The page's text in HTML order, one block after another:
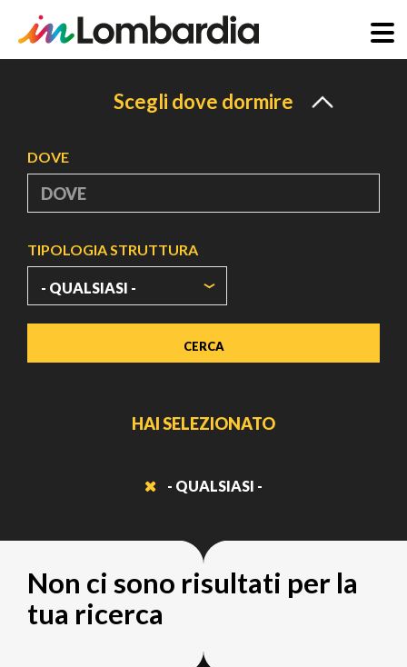
Scegli dove dormire
DOVE
TIPOLOGIA STRUTTURA
HAI SELEZIONATO
- QUALSIASI -
Non ci sono risultati per la
tua ricerca